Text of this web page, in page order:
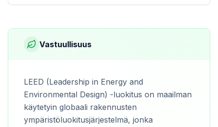
Vastuullisuus
LEED (Leadership in Energy and
Environmental Design) -luokitus on maailman
käytetyin globaali rakennusten
ympäristöluokitusjärjestelmä, jonka